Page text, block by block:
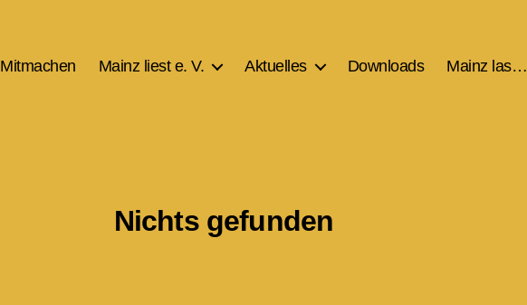
Mitmachen Mainz liest e. V. Aktuelles Downloads Mainz las…
Nichts gefunden